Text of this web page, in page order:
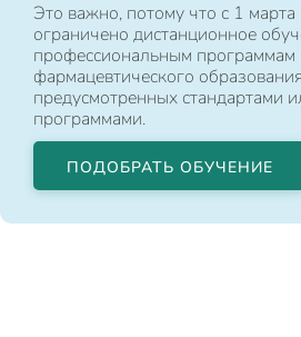
Это важно, потому что с 1
ограничено дистанционное
профессиональным программам
фармацевтического
предусмотренных стандартами
программами.
ПОДОБРАТЬ ОБУЧЕНИЕ